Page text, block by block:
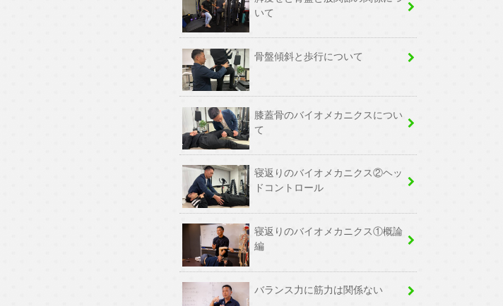
いて
骨盤傾斜と歩行について
膝蓋骨のバイオメカニクスについ
て
寝返りのバイオメカニクス②ヘッ
ドコントロール
寝返りのバイオメカニクス①概論
編
バランス力に筋力は関係ない